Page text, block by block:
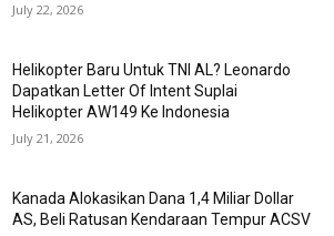
July 22, 2026
Helikopter Baru Untuk TNI AL? Leonardo
Dapatkan Letter Of Intent Suplai
Helikopter AW149 Ke Indonesia
July 21, 2026
Kanada Alokasikan Dana 1,4 Miliar Dollar
AS, Beli Ratusan Kendaraan Tempur ACSV